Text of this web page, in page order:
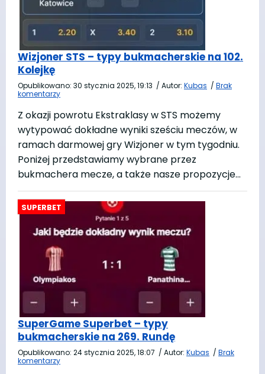
Wizjoner STS – typy bukmacherskie na 102.
Kolejkę
Opublikowano: 30 stycznia 2025, 19:13 / Autor: Kubas / Brak
komentarzy
Z okazji powrotu Ekstraklasy w STS możemy
wytypować dokładne wyniki sześciu meczów, w
ramach darmowej gry Wizjoner w tym tygodniu.
Poniżej przedstawiamy wybrane przez
bukmachera mecze, a także nasze propozycje…
SuperGame Superbet – typy
bukmacherskie na 269. Rundę
Opublikowano: 24 stycznia 2025, 18:07 / Autor: Kubas / Brak
komentarzy